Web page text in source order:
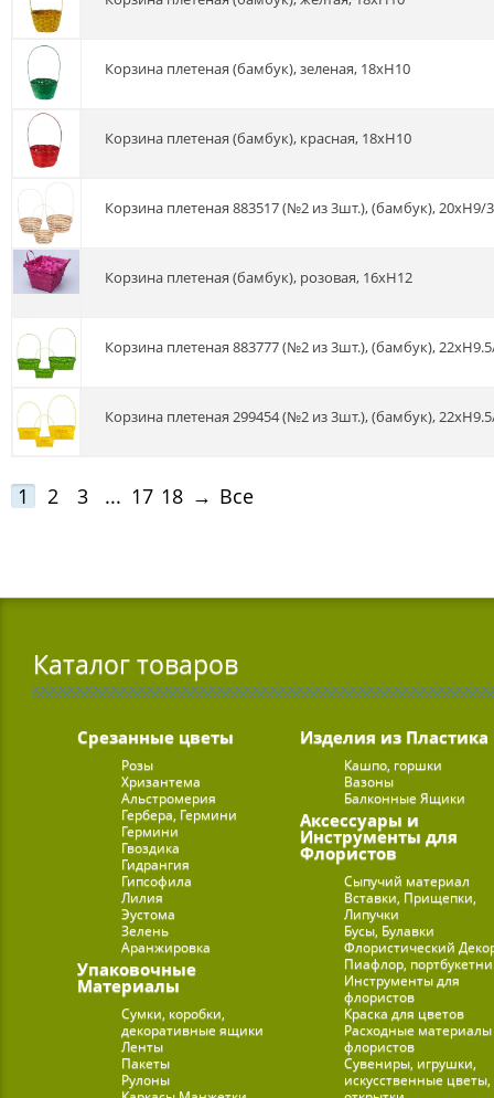
Корзина плетеная (бамбук), зеленая, 18хH10
Корзина плетеная (бамбук), красная, 18хH10
Корзина плетеная 883517 (№2 из 3шт.), (бамбук), 20xH9/
Корзина плетеная (бамбук), розовая, 16хH12
Корзина плетеная 883777 (№2 из 3шт.), (бамбук),
Корзина плетеная 299454 (№2 из 3шт.), (бамбук),
1 2 3 ... 17 18 → Все
Каталог товаров
Срезанные цветы
Розы
Хризантема
Альстромерия
Гербера, Гермини
Гермини
Гвоздика
Гидрангия
Гипсофила
Лилия
Эустома
Зелень
Аранжировка
Упаковочные
Материалы
Сумки, коробки,
декоративные ящики
Ленты
Пакеты
Рулоны
Изделия из Пластика
Кашпо, горшки
Вазоны
Балконные Ящики
Аксессуары и
Инструменты для
Флористов
Сыпучий материал
Вставки, Прищепки,
Липучки
Бусы, Булавки
Флористический
Пиафлор,
Инструменты для
флористов
Краска для цветов
Расходные
флористов
Сувениры, игрушки,
искусственные цветы,